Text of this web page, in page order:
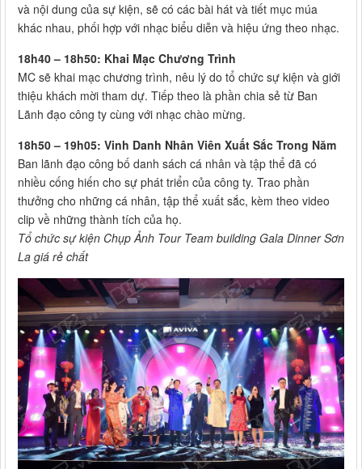
và nội dung của sự kiện, sẽ có các bài hát và tiết mục múa
khác nhau, phối hợp với nhạc biểu diễn và hiệu ứng theo nhạc.
18h40 – 18h50: Khai Mạc Chương Trình
MC sẽ khai mạc chương trình, nêu lý do tổ chức sự kiện và giới
thiệu khách mời tham dự. Tiếp theo là phần chia sẻ từ Ban
Lãnh đạo công ty cùng với nhạc chào mừng.
18h50 – 19h05: Vinh Danh Nhân Viên Xuất Sắc Trong Năm
Ban lãnh đạo công bố danh sách cá nhân và tập thể đã có
nhiều cống hiến cho sự phát triển của công ty. Trao phần
thưởng cho những cá nhân, tập thể xuất sắc, kèm theo video
clip về những thành tích của họ.
Tổ chức sự kiện Chụp Ảnh Tour Team building Gala Dinner Sơn
La giá rẻ chất